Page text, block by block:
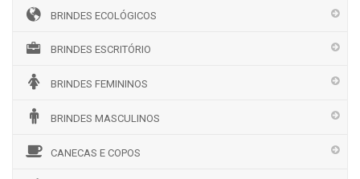
BRINDES ECOLÓGICOS
BRINDES ESCRITÓRIO
BRINDES FEMININOS
BRINDES MASCULINOS
CANECAS E COPOS